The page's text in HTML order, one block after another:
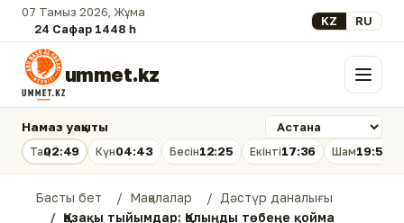
07 Тамыз 2026, Жұма
24 Сафар 1448 һ.
Select your
KZ RU
ummet.kz Мәзір
Намаз уақыты
Таң02:49 Күн04:43 Бесін12:25 Екінті17:36 Шам19:56
Басты бет Мақалалар
Дәстүр даналығы
Қазақы тыйымдар: Қолыңды төбеңе қойма